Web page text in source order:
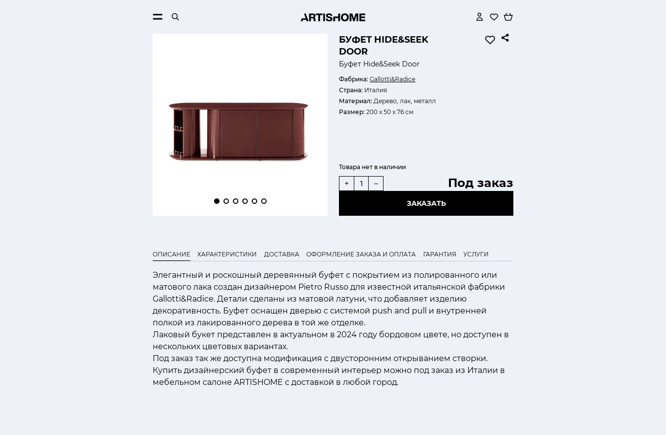
БУФЕТ HIDE&SEEK
DOOR
Буфет Hide&Seek Door
Фабрика: Gallotti&Radice
Страна: Италия
Материал: Дерево, лак, металл
Размер: 200 x 50 x 76 см
Товара нет в наличии
Под заказ
+ –
ЗАКАЗАТЬ
ОПИСАНИЕ ХАРАКТЕРИСТИКИ ДОСТАВКА ОФОРМЛЕНИЕ ЗАКАЗА И ОПЛАТА ГАРАНТИЯ УСЛУГИ
Элегантный и роскошный деревянный буфет с покрытием из полированного или
матового лака создан дизайнером Pietro Russo для известной итальянской фабрики
Gallotti&Radice. Детали сделаны из матовой латуни, что добавляет изделию
декоративность. Буфет оснащен дверью с системой push and pull и внутренней
полкой из лакированного дерева в той же отделке.
Лаковый букет представлен в актуальном в 2024 году бордовом цвете, но доступен в
нескольких цветовых вариантах.
Под заказ так же доступна модификация с двусторонним открыванием створки.
Купить дизайнерский буфет в современный интерьер можно под заказ из Италии в
мебельном салоне ARTISHOME с доставкой в любой город.